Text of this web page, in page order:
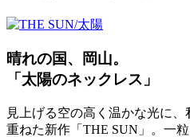
晴れの国、岡山。
「太陽のネックレス」
見上げる空の高く温かな光に
重ねた新作「THE SUN」。一